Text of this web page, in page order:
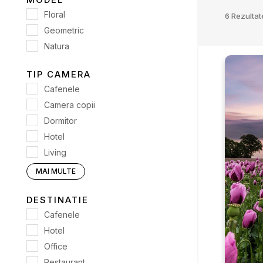
Floral
Geometric
Natura
TIP CAMERA
Cafenele
Camera copii
Dormitor
Hotel
Living
Office
MAI MULTE
DESTINATIE
Cafenele
Hotel
Office
6